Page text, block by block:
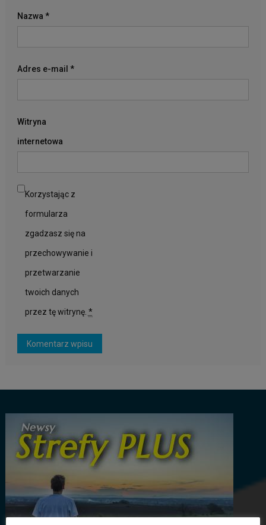
Nazwa *
Adres e-mail *
Witryna
internetowa
Korzystając z
formularza
zgadzasz się na
przechowywanie i
przetwarzanie
twoich danych
przez tę witrynę. *